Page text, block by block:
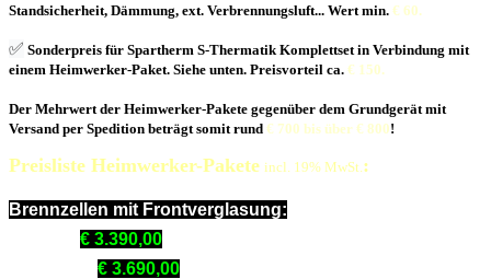
Standsicherheit, Dämmung, ext. Verbrennungsluft... Wert min. € 60.
✅ Sonderpreis für Spartherm S-Thermatik Komplettset in Verbindung mit
einem Heimwerker-Paket. Siehe unten. Preisvorteil ca. € 150.
Der Mehrwert der Heimwerker-Pakete gegenüber dem Grundgerät mit
Versand per Spedition beträgt somit rund € 700 bis über € 800!
Preisliste Heimwerker-Pakete incl. 19% MwSt. :
Brennzellen mit Frontverglasung:
€ 3.390,00
€ 3.690,00